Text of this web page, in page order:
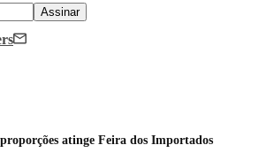
Assinar
atinge Feira dos Importados